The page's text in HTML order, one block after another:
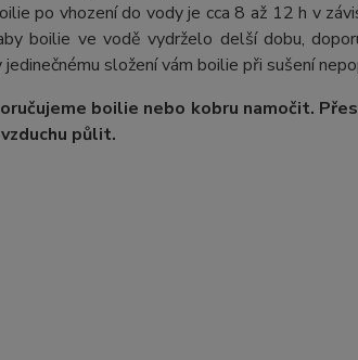
po vhození do vody je cca 8 až 12 h v
boilie ve vodě vydrželo delší dobu,
složení vám boilie při sušení
boilie nebo kobru namočit.
půlit.